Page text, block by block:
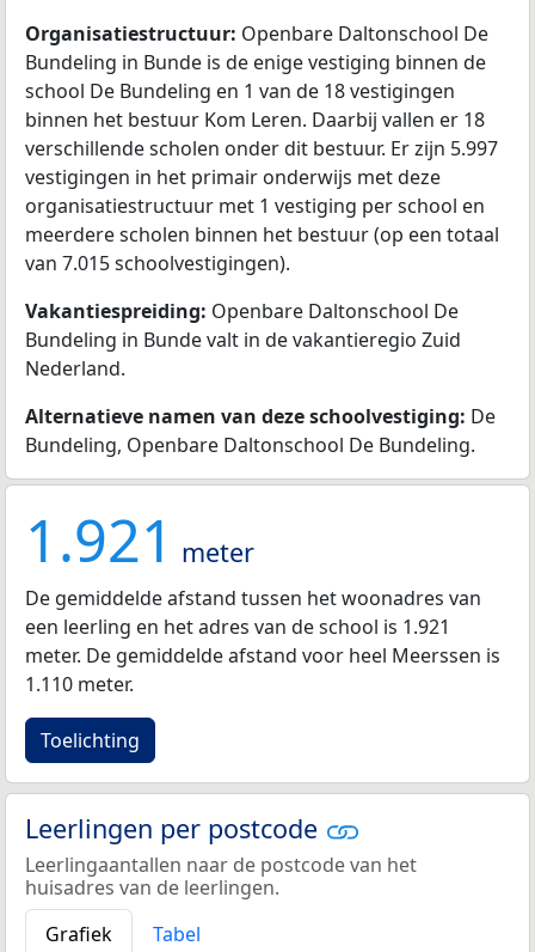
Organisatiestructuur: Openbare Daltonschool De
Bundeling in Bunde is de enige vestiging binnen de
school De Bundeling en 1 van de 18 vestigingen
binnen het bestuur Kom Leren. Daarbij vallen er 18
verschillende scholen onder dit bestuur. Er zijn 5.997
vestigingen in het primair onderwijs met deze
organisatiestructuur met 1 vestiging per school en
meerdere scholen binnen het bestuur (op een totaal
van 7.015 schoolvestigingen).
Vakantiespreiding: Openbare Daltonschool De
Bundeling in Bunde valt in de vakantieregio Zuid
Nederland.
Alternatieve namen van deze schoolvestiging: De
Bundeling, Openbare Daltonschool De Bundeling.
1.921 meter
De gemiddelde afstand tussen het woonadres van
een leerling en het adres van de school is 1.921
meter. De gemiddelde afstand voor heel Meerssen is
1.110 meter.
Toelichting
Leerlingen per postcode
Leerlingaantallen naar de postcode van het
huisadres van de leerlingen.
Grafiek
Tabel